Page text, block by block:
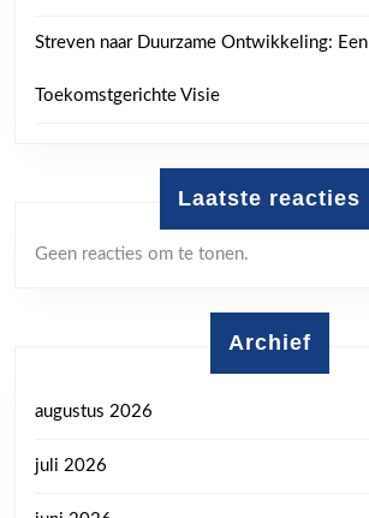
Streven naar Duurzame Ontwikkeling: Een
Toekomstgerichte Visie
Laatste reacties
Geen reacties om te tonen.
Archief
augustus 2026
juli 2026